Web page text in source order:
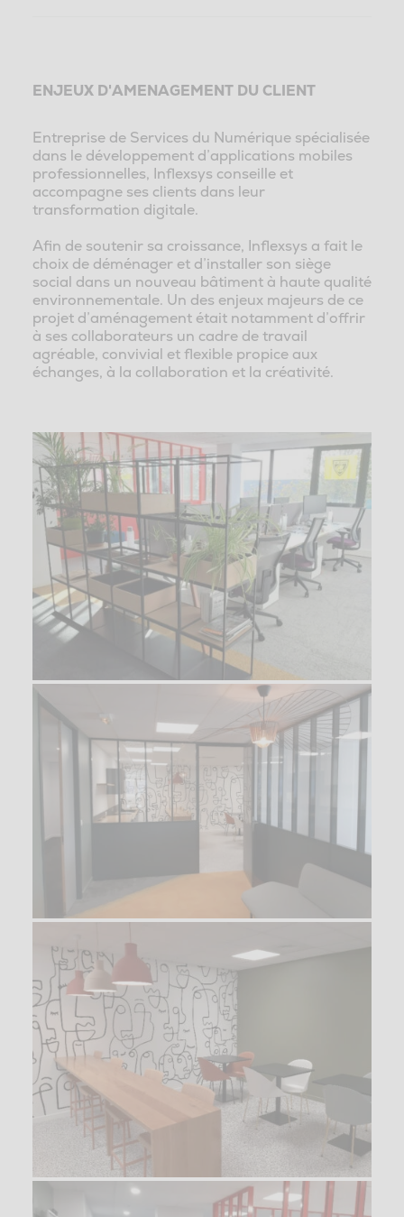
ENJEUX D'AMENAGEMENT DU CLIENT
Entreprise de Services du Numérique spécialisée
dans le développement d’applications mobiles
professionnelles, Inflexsys conseille et
accompagne ses clients dans leur
transformation digitale.
Afin de soutenir sa croissance, Inflexsys a fait le
choix de déménager et d’installer son siège
social dans un nouveau bâtiment à haute qualité
environnementale. Un des enjeux majeurs de ce
projet d’aménagement était notamment d’offrir
à ses collaborateurs un cadre de travail
agréable, convivial et flexible propice aux
échanges, à la collaboration et la créativité.